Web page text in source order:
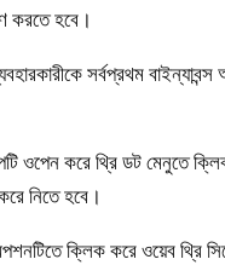
করতে হবে।
সর্বপ্রথম
ওপেন করে থ্রি ডট মেনুতে
নিতে হবে।
ক্লিক করে ওয়েব থ্রি